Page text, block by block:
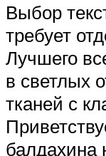
Выбор
требует
Лучшего
в светлых
тканей с
балдахина